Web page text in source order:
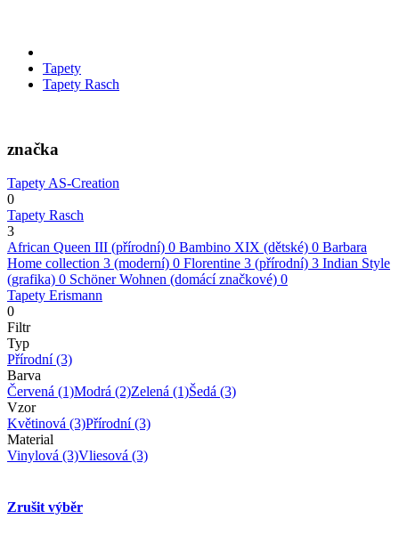
Tapety
Tapety Rasch
značka
Tapety AS-Creation
0
Tapety Rasch
3
African Queen III (přírodní) 0 Bambino XIX (dětské) 0 Barbara
Home collection 3 (moderní) 0 Florentine 3 (přírodní) 3 Indian Style
(grafika) 0 Schöner Wohnen (domácí značkové) 0
Tapety Erismann
0
Filtr
Typ
Přírodní(3)
Barva
Červená (1)Modrá (2)Zelená (1)Šedá (3)
Vzor
Květinová (3)Přírodní(3)
Material
Vinylová (3)Vliesová (3)
Zrušit výběr